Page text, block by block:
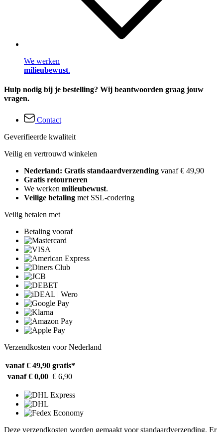
We werken
milieubewust.
Hulp nodig bij je bestelling? Wij beantwoorden graag jouw
vragen.
Contact
Geverifieerde kwaliteit
Veilig en vertrouwd winkelen
Nederland: Gratis standaardverzending vanaf € 49,90
Gratis retourneren
We werken milieubewust.
Veilige betaling met SSL-codering
Veilig betalen met
Betaling vooraf
Verzendkosten voor Nederland
vanaf € 49,90 gratis*
vanaf € 0,00 € 6,90
Deze verzendkosten worden gemaakt voor standaardverzending. Er